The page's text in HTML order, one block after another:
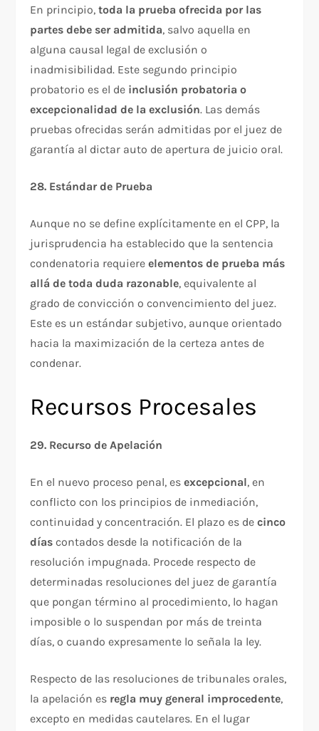
En principio,toda la prueba ofrecida por las
partes debe ser admitida, salvo aquella en
alguna causal legal de exclusión o
inadmisibilidad. Este segundo principio
probatorio es el de inclusión probatoria o
excepcionalidad de la exclusión. Las demás
pruebas ofrecidas serán admitidas por el juez de
garantía al dictar auto de apertura de juicio oral.​
28. Estándar de Prueba
Aunque no se define explícitamente en el CPP, la
jurisprudencia ha establecido que la sentencia
condenatoria requiereelementos de prueba más
allá de toda duda razonable, equivalente al
grado de convicción o convencimiento del juez.
Este es un estándar subjetivo, aunque orientado
hacia la maximización de la certeza antes de
condenar.​
Recursos Procesales
29. Recurso de Apelación
En el nuevo proceso penal, esexcepcional, en
conflicto con los principios de inmediación,
continuidad y concentración. El plazo es decinco
días contados desde la notificación de la
resolución impugnada. Procede respecto de
determinadas resoluciones del juez de garantía
que pongan término al procedimiento, lo hagan
imposible o lo suspendan por más de treinta
días, o cuando expresamente lo señala la ley.​
Respecto de las resoluciones de tribunales orales,
la apelación es regla muy general improcedente,
excepto en medidas cautelares. En el lugar